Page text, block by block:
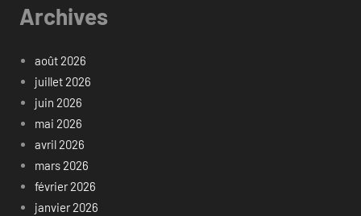
Archives
août 2026
juillet 2026
juin 2026
mai 2026
avril 2026
mars 2026
février 2026
janvier 2026